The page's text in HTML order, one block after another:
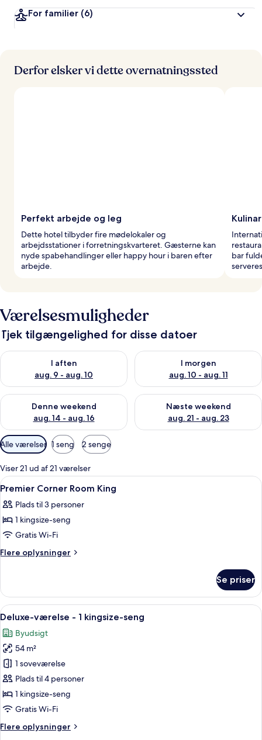
d
e
For familier (6)
Derfor elsker vi dette overnatningssted
Perfekt arbejde og leg
Dette hotel tilbyder fire mødelokaler og
arbejdsstationer i forretningskvarteret. Gæsterne kan
nyde spabehandlinger eller happy hour i baren efter
arbejde.
bar
Værelsesmuligheder
Tjek tilgængelighed for disse datoer
I aften
aug. 9 - aug. 10
Tjek tilgængelighed for i aften aug. 9 - aug. 10
I morgen
aug. 10 - aug. 11
Tjek tilgængelighed for i
Denne weekend
aug. 14 - aug. 16
Tjek tilgængelighed for denne weekend aug. 14 - aug. 16
Næste weekend
aug. 21 - aug. 23
Tjek tilgængelighed for næste
Tilgængelige
filtre
for
værelser
Alle værelser 1 seng 2 senge
Viser 21 ud af 21 værelser
Indlæs
alle
billeder
af
Premier
Corner
Et moderne hotelværelse med stort
4
Premier Corner Room King
Plads til 3 personer
1 kingsize-seng
Gratis Wi-Fi
Flere oplysninger
Flere
Corner
Room
King
Se priser
Indlæs
alle
billeder
af
Deluxe-
værelse
-
1
seng
Et moderne hotelværelse med en
11
Deluxe-værelse - 1 kingsize-seng
Byudsigt
54 m²
1 soveværelse
Plads til 4 personer
1 kingsize-seng
Gratis Wi-Fi
Flere oplysninger
Flere